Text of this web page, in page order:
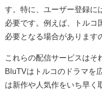
す。特に、ユーザー登録に
必要です。例えば、トルコ
必要となる場合があります
これらの配信サービスはそ
BluTVはトルコのドラマを
は新作や人気作をいち早く